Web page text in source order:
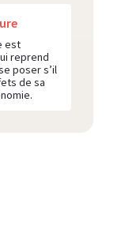
est
reprend
poser s’il
de sa